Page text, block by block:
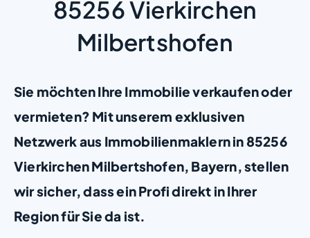
85256 Vierkirchen
Milbertshofen
Sie möchten Ihre Immobilie verkaufen oder
vermieten? Mit unserem exklusiven
Netzwerk aus Immobilienmaklern in 85256
Vierkirchen Milbertshofen, Bayern, stellen
wir sicher, dass ein Profi direkt in Ihrer
Region für Sie da ist.